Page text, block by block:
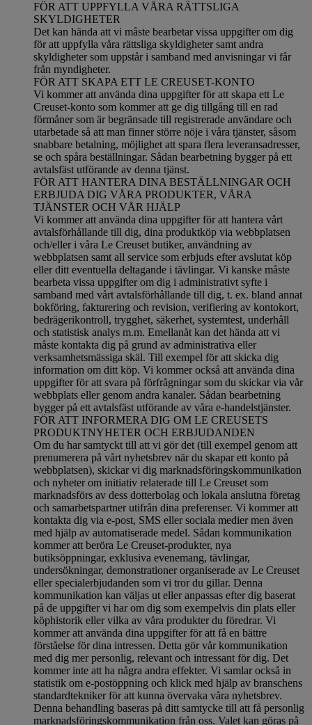
FÖR ATT UPPFYLLA VÅRA RÄTTSLIGA
SKYLDIGHETER
Det kan hända att vi måste bearbetar vissa uppgifter om dig
för att uppfylla våra rättsliga skyldigheter samt andra
skyldigheter som uppstår i samband med anvisningar vi får
från myndigheter.
FÖR ATT SKAPA ETT LE CREUSET-KONTO
Vi kommer att använda dina uppgifter för att skapa ett Le
Creuset-konto som kommer att ge dig tillgång till en rad
förmåner som är begränsade till registrerade användare och
utarbetade så att man finner större nöje i våra tjänster, såsom
snabbare betalning, möjlighet att spara flera leveransadresser,
se och spåra beställningar. Sådan bearbetning bygger på ett
avtalsfäst utförande av denna tjänst.
FÖR ATT HANTERA DINA BESTÄLLNINGAR OCH
ERBJUDA DIG VÅRA PRODUKTER, VÅRA
TJÄNSTER OCH VÅR HJÄLP
Vi kommer att använda dina uppgifter för att hantera vårt
avtalsförhållande till dig, dina produktköp via webbplatsen
och/eller i våra Le Creuset butiker, användning av
webbplatsen samt all service som erbjuds efter avslutat köp
eller ditt eventuella deltagande i tävlingar. Vi kanske måste
bearbeta vissa uppgifter om dig i administrativt syfte i
samband med vårt avtalsförhållande till dig, t. ex. bland annat
bokföring, fakturering och revision, verifiering av kontokort,
bedrägerikontroll, trygghet, säkerhet, systemtest, underhåll
och statistisk analys m.m. Emellanåt kan det hända att vi
måste kontakta dig på grund av administrativa eller
verksamhetsmässiga skäl. Till exempel för att skicka dig
information om ditt köp. Vi kommer också att använda dina
uppgifter för att svara på förfrågningar som du skickar via vår
webbplats eller genom andra kanaler. Sådan bearbetning
bygger på ett avtalsfäst utförande av våra e-handelstjänster.
FÖR ATT INFORMERA DIG OM LE CREUSETS
PRODUKTNYHETER OCH ERBJUDANDEN
Om du har samtyckt till att vi gör det (till exempel genom att
prenumerera på vårt nyhetsbrev när du skapar ett konto på
webbplatsen), skickar vi dig marknadsföringskommunikation
och nyheter om initiativ relaterade till Le Creuset som
marknadsförs av dess dotterbolag och lokala anslutna företag
och samarbetspartner utifrån dina preferenser. Vi kommer att
kontakta dig via e-post, SMS eller sociala medier men även
med hjälp av automatiserade medel. Sådan kommunikation
kommer att beröra Le Creuset-produkter, nya
butiksöppningar, exklusiva evenemang, tävlingar,
undersökningar, demonstrationer organiserade av Le Creuset
eller specialerbjudanden som vi tror du gillar. Denna
kommunikation kan väljas ut eller anpassas efter dig baserat
på de uppgifter vi har om dig som exempelvis din plats eller
köphistorik eller vilka av våra produkter du föredrar. Vi
kommer att använda dina uppgifter för att få en bättre
förståelse för dina intressen. Detta gör vår kommunikation
med dig mer personlig, relevant och intressant för dig. Det
kommer inte att ha några andra effekter. Vi samlar också in
statistik om e-postöppning och klick med hjälp av branschens
standardtekniker för att kunna övervaka våra nyhetsbrev.
Denna behandling baseras på ditt samtycke till att få personlig
marknadsföringskommunikation från oss. Valet kan göras på